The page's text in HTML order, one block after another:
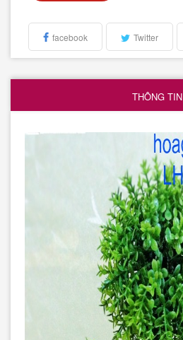
facebook Twitter
THÔNG TIN